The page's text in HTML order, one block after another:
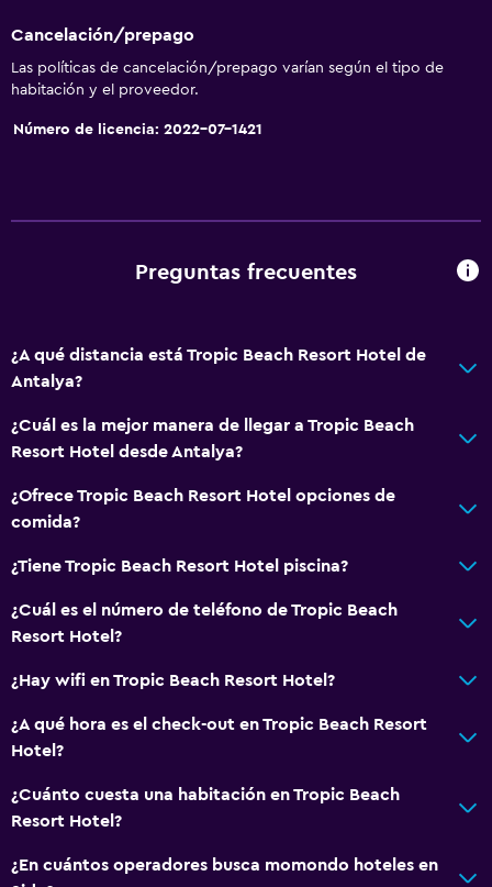
Cancelación/prepago
Las políticas de cancelación/prepago varían según el tipo de
habitación y el proveedor.
Número de licencia: 2022-07-1421
Preguntas frecuentes
¿A qué distancia está Tropic Beach Resort Hotel de
Antalya?
¿Cuál es la mejor manera de llegar a Tropic Beach
Resort Hotel desde Antalya?
¿Ofrece Tropic Beach Resort Hotel opciones de
comida?
¿Tiene Tropic Beach Resort Hotel piscina?
¿Cuál es el número de teléfono de Tropic Beach
Resort Hotel?
¿Hay wifi en Tropic Beach Resort Hotel?
¿A qué hora es el check-out en Tropic Beach Resort
Hotel?
¿Cuánto cuesta una habitación en Tropic Beach
Resort Hotel?
¿En cuántos operadores busca momondo hoteles en